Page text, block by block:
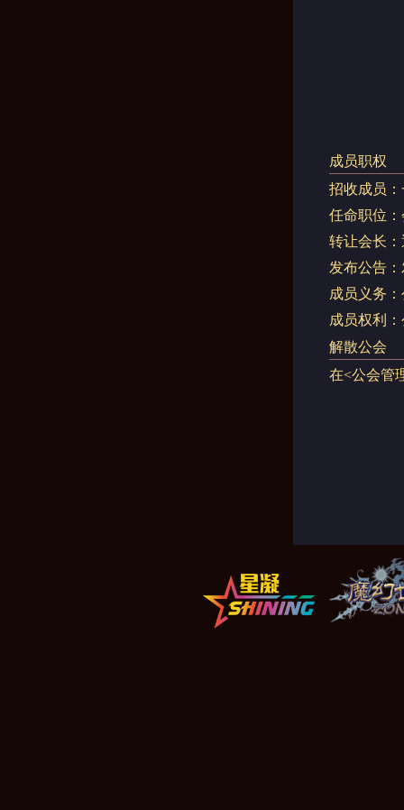
成员职权
招收成员
任命职位
转让会长
发布公告
成员义务
成员权利
解散公会
在<公会管